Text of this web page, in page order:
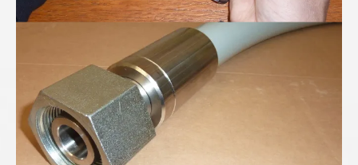
Höchsdruck-Schlauchleitung